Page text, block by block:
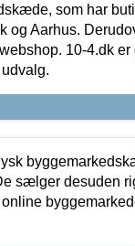
som har
og Aarhus.
10-4.dk er
sælger desuden